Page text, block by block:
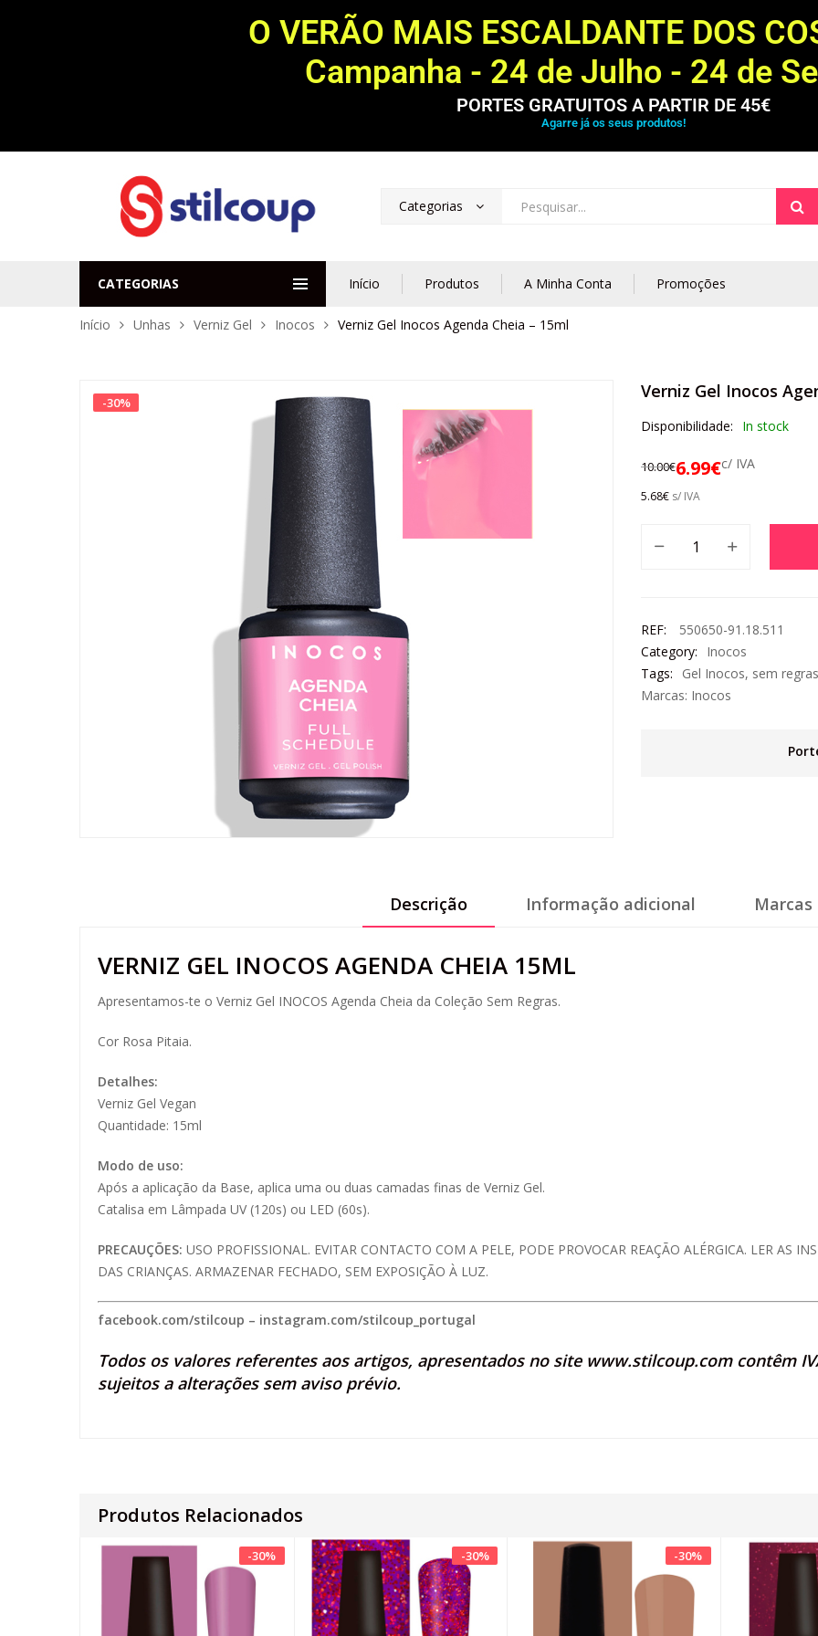
O VERÃO MAIS ESCALDANTE DOS
Campanha - 24 de Julho - 24 de
PORTES GRATUITOS A PARTIR DE 45€
Agarre já os seus produtos!
Categorias
CATEGORIAS Início Produtos A Minha Conta Promoções
Início Unhas Verniz Gel Inocos Verniz Gel Inocos Agenda Cheia – 15ml
-30%
Verniz Gel Inocos
Disponibilidade: In stock
10.00€6.99€c/ IVA
5.68€ s/ IVA
REF:
550650-91.18.511
Category:
Inocos
Tags:
Gel Inocos, sem regras
Marcas: Inocos
Descrição Informação adicional Marcas
VERNIZ GEL INOCOS AGENDA CHEIA 15ML
Apresentamos-te o Verniz Gel INOCOS Agenda Cheia da Coleção Sem Regras.
Cor Rosa Pitaia.
Detalhes:
Verniz Gel Vegan
Quantidade: 15ml
Modo de uso:
Após a aplicação da Base, aplica uma ou duas camadas finas de Verniz Gel.
Catalisa em Lâmpada UV (120s) ou LED (60s).
PRECAUÇÕES: USO PROFISSIONAL. EVITAR CONTACTO COM A PELE, PODE PROVOCAR REAÇÃO ALÉRGICA. LER AS
DAS CRIANÇAS. ARMAZENAR FECHADO, SEM EXPOSIÇÃO À LUZ.
facebook.com/stilcoup – instagram.com/stilcoup_portugal
Todos os valores referentes aos artigos, apresentados no site www.stilcoup.comcontêm
sujeitos a alterações sem aviso prévio.
Produtos Relacionados
-30% -30% -30%